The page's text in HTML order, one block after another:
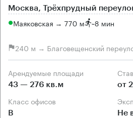
Москва, Трёхпрудный
Маяковская → 770 м ~8 мин
240 м → Благовещенский
Арендуемые площади
43 — 276 кв.м от
Класс офисов
B Не